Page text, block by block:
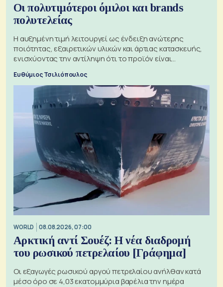
Οι πολυτιμότεροι όμιλοι και brands
πολυτελείας
Η αυξημένη τιμή λειτουργεί ως ένδειξη ανώτερης
ποιότητας, εξαιρετικών υλικών και άρτιας κατασκευής,
ενισχύοντας την αντίληψη ότι το προϊόν είναι
Ευθύμιος Τσιλιόπουλος
WORLD 08.08.2026, 07:00
Αρκτική αντί Σουέζ: Η νέα διαδρομή
του ρωσικού πετρελαίου [Γράφημα]
Οι εξαγωγές ρωσικού αργού πετρελαίου ανήλθαν κατά
μέσο όρο σε 4,03 εκατομμύρια βαρέλια την ημέρα